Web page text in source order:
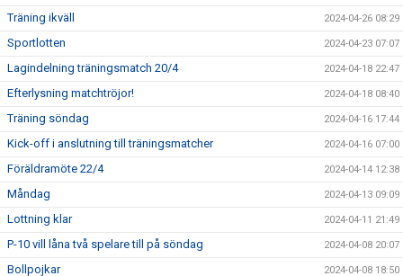
Träning ikväll 2024-04-26 08:29
Sportlotten 2024-04-23 07:07
Lagindelning träningsmatch 20/4 2024-04-18 22:47
Efterlysning matchtröjor! 2024-04-18 08:40
Träning söndag 2024-04-16 17:44
Kick-off i anslutning till träningsmatcher 2024-04-16 07:00
Föräldramöte 22/4 2024-04-14 12:38
Måndag 2024-04-13 09:09
Lottning klar 2024-04-11 21:49
P-10 vill låna två spelare till på söndag 2024-04-08 20:07
Bollpojkar 2024-04-08 18:50